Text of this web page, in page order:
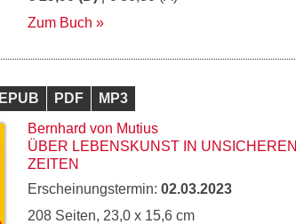
Zum Buch
EPUB PDF
MP3
Bernhard von Mutius
ÜBER LEBENSKUNST IN UNSICHEREN
ZEITEN
Erscheinungstermin: 02.03.2023
208 Seiten, 23,0 x 15,6 cm